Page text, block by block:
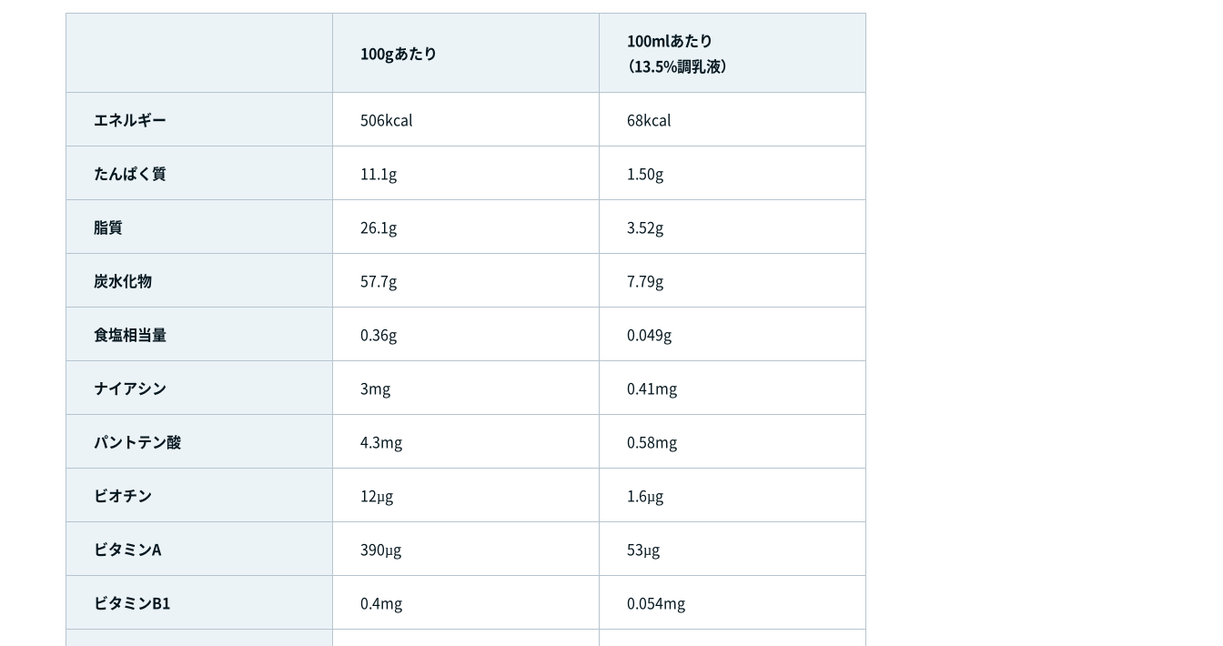
100gあたり
100mlあたり
（13.5%調乳液）
エネルギー 506kcal 68kcal
たんぱく質 11.1g 1.50g
脂質 26.1g 3.52g
炭水化物 57.7g 7.79g
食塩相当量 0.36g 0.049g
ナイアシン 3mg 0.41mg
パントテン酸 4.3mg 0.58mg
ビオチン 12µg 1.6µg
ビタミンA 390µg 53µg
ビタミンB1 0.4mg 0.054mg